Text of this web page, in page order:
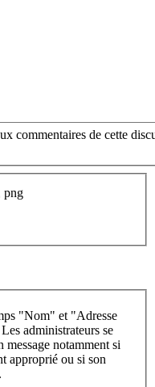
commentaires de cette
png
"Nom" et "Adresse
administrateurs se
notamment si
approprié ou si son